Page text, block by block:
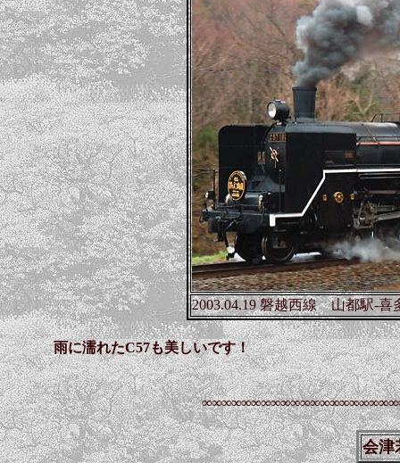
2003.04.19 磐越西線 山都駅-喜
雨に濡れたC57も美しいです！
会津